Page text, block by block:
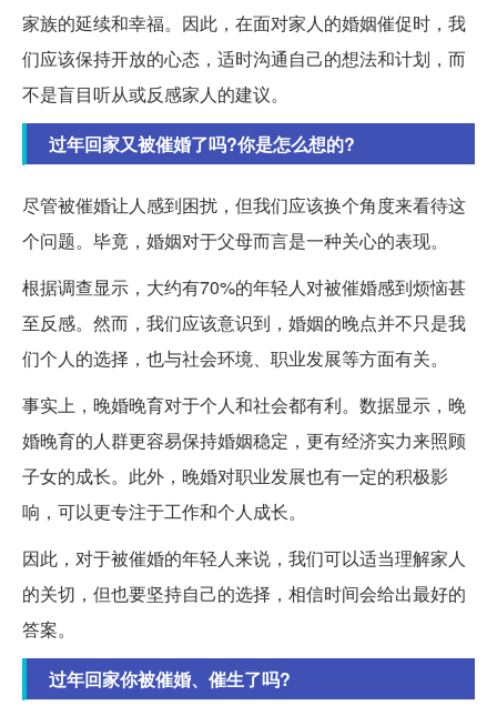
家族的延续和幸福。因此，在面对家人的婚姻催促时，我
们应该保持开放的心态，适时沟通自己的想法和计划，而
不是盲目听从或反感家人的建议。
过年回家又被催婚了吗?你是怎么想的?
尽管被催婚让人感到困扰，但我们应该换个角度来看待这
个问题。毕竟，婚姻对于父母而言是一种关心的表现。
根据调查显示，大约有70%的年轻人对被催婚感到烦恼甚
至反感。然而，我们应该意识到，婚姻的晚点并不只是我
们个人的选择，也与社会环境、职业发展等方面有关。
事实上，晚婚晚育对于个人和社会都有利。数据显示，晚
婚晚育的人群更容易保持婚姻稳定，更有经济实力来照顾
子女的成长。此外，晚婚对职业发展也有一定的积极影
响，可以更专注于工作和个人成长。
因此，对于被催婚的年轻人来说，我们可以适当理解家人
的关切，但也要坚持自己的选择，相信时间会给出最好的
答案。
过年回家你被催婚、催生了吗?